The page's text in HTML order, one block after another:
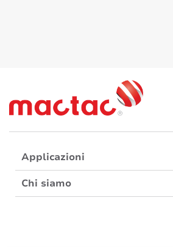
Applicazioni
Chi siamo